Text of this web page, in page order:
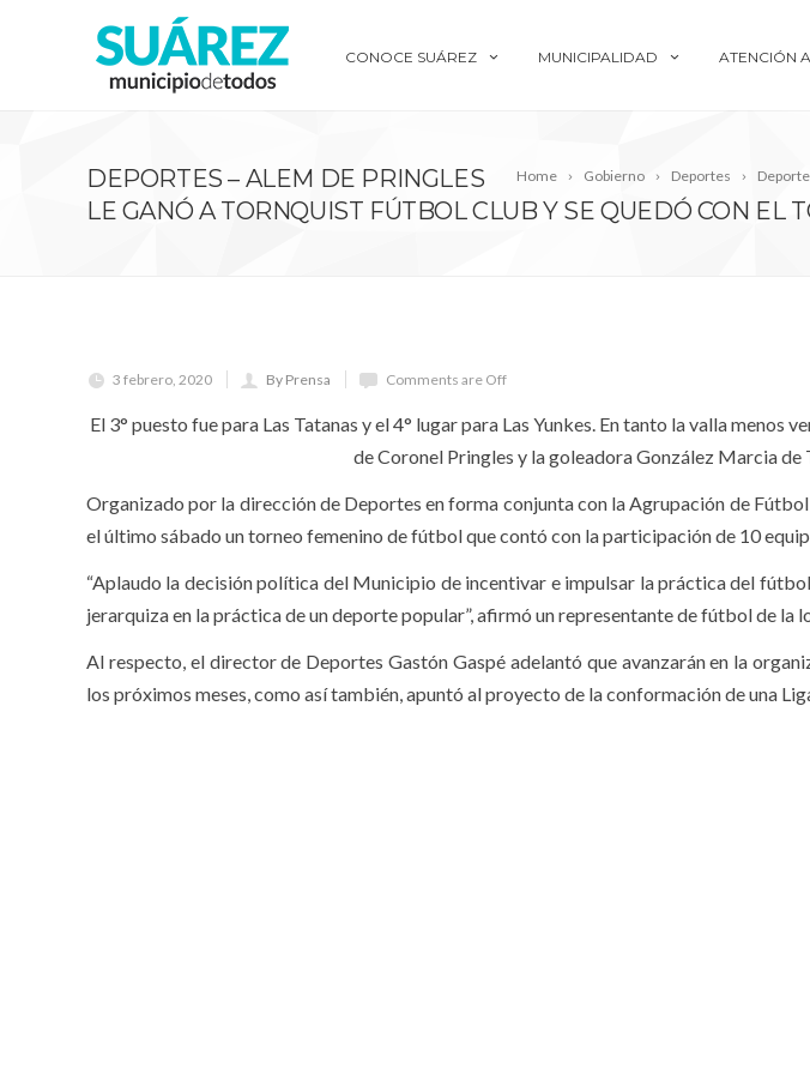
CONOCE SUÁREZ MUNICIPALIDAD ATENCIÓN
Home Gobierno Deportes
DEPORTES – ALEM DE PRINGLES
LE GANÓ A TORNQUIST FÚTBOL CLUB Y SE QUEDÓ CON
3 febrero, 2020 By Prensa Comments are Off
El 3° puesto fue para Las Tatanas y el 4° lugar para Las Yunkes. En tanto la valla menos
de Coronel Pringles y la goleadora González Marcia de
Organizado por la dirección de Deportes en forma conjunta con la Agrupación de
el último sábado un torneo femenino de fútbol que contó con la participación de 10
“Aplaudo la decisión política del Municipio de incentivar e impulsar la práctica del
jerarquiza en la práctica de un deporte popular”, afirmó un representante de fútbol de la
Al respecto, el director de Deportes Gastón Gaspé adelantó que avanzarán en la
los próximos meses, como así también, apuntó al proyecto de la conformación de una